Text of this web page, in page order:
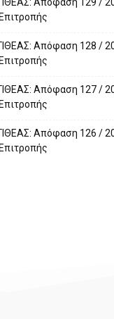
Απόφαση 128 /
Απόφαση 127 /
Απόφαση 126 /